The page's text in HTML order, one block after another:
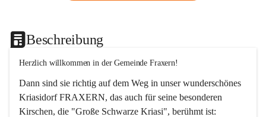
Beschreibung
Herzlich willkommen in der Gemeinde Fraxern!
Dann sind sie richtig auf dem Weg in unser wunderschönes
Kriasidorf FRAXERN, das auch für seine besonderen
Kirschen, die "Große Schwarze Kriasi", berühmt ist: